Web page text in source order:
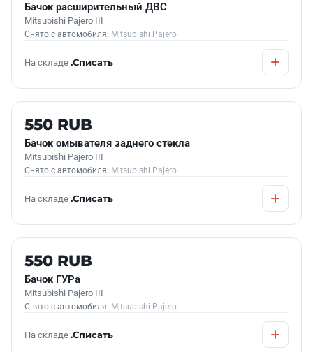
Бачок расширительный ДВС
Mitsubishi Pajero III
Снято с автомобиля: Mitsubishi Pajero
На складе .Списать
Б/У В НАЛИЧИИ
550 RUB
Бачок омывателя заднего стекла
Mitsubishi Pajero III
Снято с автомобиля: Mitsubishi Pajero
На складе .Списать
Б/У В НАЛИЧИИ
550 RUB
Бачок ГУРа
Mitsubishi Pajero III
Снято с автомобиля: Mitsubishi Pajero
На складе .Списать